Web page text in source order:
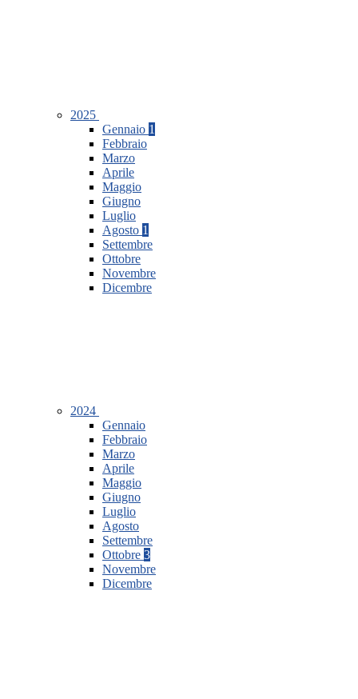
2025
Gennaio 1
Febbraio
Marzo
Aprile
Maggio
Giugno
Luglio
Agosto 1
Settembre
Ottobre
Novembre
Dicembre
2024
Gennaio
Febbraio
Marzo
Aprile
Maggio
Giugno
Luglio
Agosto
Settembre
Ottobre 3
Novembre
Dicembre